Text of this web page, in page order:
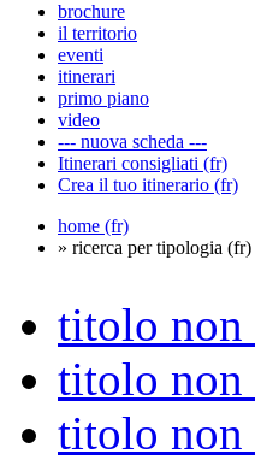
brochure
il territorio
eventi
itinerari
primo piano
video
--- nuova scheda ---
Itinerari consigliati (fr)
Crea il tuo itinerario (fr)
home (fr)
» ricerca per tipologia (fr)
titolo
titolo
titolo